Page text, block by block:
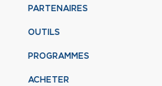
PARTENAIRES
OUTILS
PROGRAMMES
ACHETER